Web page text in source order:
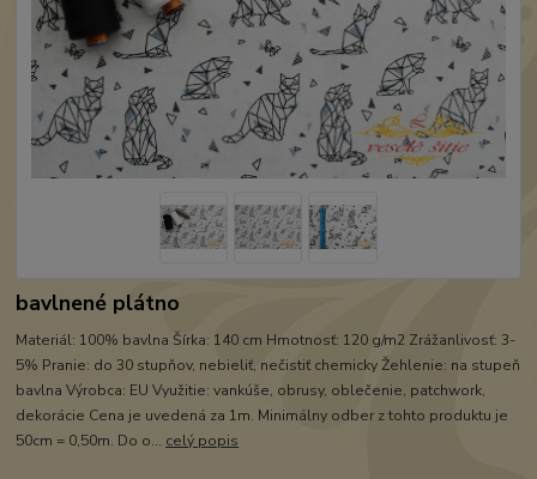
bavlnené plátno
Materiál: 100% bavlna Šírka: 140 cm Hmotnosť: 120 g/m2 Zrážanlivosť: 3-
5% Pranie: do 30 stupňov, nebieliť, nečistiť chemicky Žehlenie: na stupeň
bavlna Výrobca: EU Využitie: vankúše, obrusy, oblečenie, patchwork,
dekorácie Cena je uvedená za 1m. Minimálny odber z tohto produktu je
50cm = 0,50m. Do o... celý popis